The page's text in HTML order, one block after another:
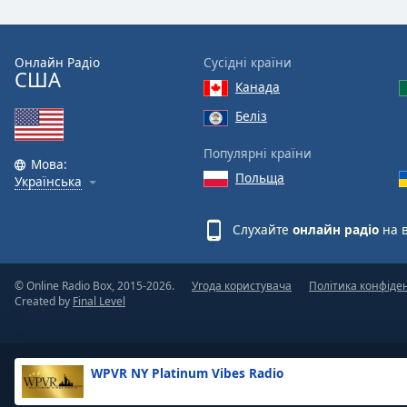
Text
Opacity
Area
Background
WPVR NY Platinum Vibes Radio
Онлайн Радіо
США
Мова:
Українська
Сусідні країни
Канада
Беліз
Популярні країни
Польща
Слухайте онлайн радіо на
© Online Radio Box, 2015-2026.
Created by Final Level
Угода користувача Політика